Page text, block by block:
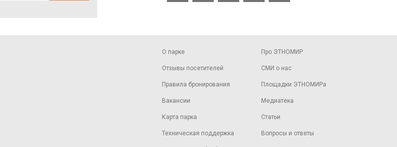
О парке
Отзывы посетителей
Правила бронирования
Вакансии
Карта парка
Техническая поддержка
Про ЭТНОМИР
СМИ о нас
Площадки ЭТНОМИРа
Медиатека
Статьи
Вопросы и ответы